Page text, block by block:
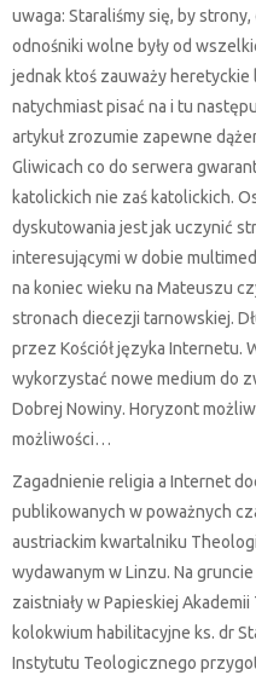
uwaga: Staraliśmy się, by
odnośniki wolne były od
jednak ktoś zauważy
natychmiast pisać na i tu
artykuł zrozumie zapewne
Gliwicach co do serwera
katolickich nie zaś katolickich.
dyskutowania jest jak uczynić
interesującymi w dobie
na koniec wieku na Mateuszu
stronach diecezji tarnowskiej.
przez Kościół języka Internetu.
wykorzystać nowe medium do
Dobrej Nowiny. Horyzont
możliwości…
Zagadnienie religia a Internet
publikowanych w poważnych
austriackim kwartalniku
wydawanym w Linzu. Na
zaistniały w Papieskiej
kolokwium habilitacyjne ks. dr
Instytutu Teologicznego